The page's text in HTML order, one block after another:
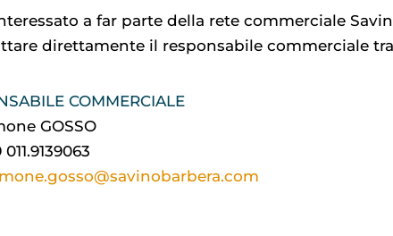
a far parte della rete commerciale
direttamente il responsabile commerciale
COMMERCIALE
GOSSO